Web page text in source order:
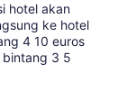
hotel akan
ke hotel
4 10 euros
bintang 3 5